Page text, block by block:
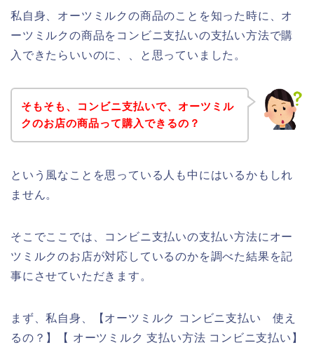
私自身、オーツミルクの商品のことを知った時に、オ
ーツミルクの商品をコンビニ支払いの支払い方法で購
入できたらいいのに、、と思っていました。
そもそも、コンビニ支払いで、オーツミル
クのお店の商品って購入できるの？
という風なことを思っている人も中にはいるかもしれ
ません。
そこでここでは、コンビニ支払いの支払い方法にオー
ツミルクのお店が対応しているのかを調べた結果を記
事にさせていただきます。
まず、私自身、【オーツミルク コンビニ支払い 使え
るの？】【 オーツミルク 支払い方法 コンビニ支払い】